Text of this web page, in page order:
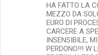
HA FATTO LA
MEZZO DA
EURO DI
CARCERE A
INSENSIBILE,
PERDONO!!! W